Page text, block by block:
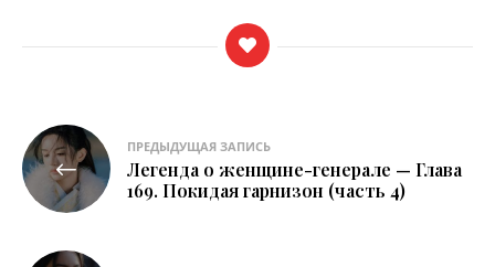
Навигация
по
записям
ПРЕДЫДУЩАЯ ЗАПИСЬ
Легенда о женщине-генерале — Глава
169. Покидая гарнизон (часть 4)